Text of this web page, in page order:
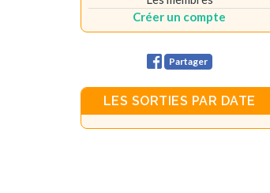
Créer un compte
Partager
LES SORTIES PAR DATE